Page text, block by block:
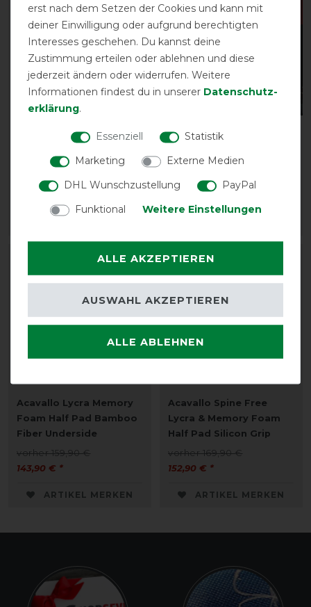
Acavallo Spine free
Memory Foam Half Pad
Doube Felt
vorher 163,50 €
Sunride
Deckenerweiterung
Nuuk
19,85 € *
Acavallo Lycra Memory
Foam Half Pad Bamboo
Fiber Underside
vorher 159,90 €
143,90 € *
ARTIKEL MERKEN
-10%
Acavallo Spine Free
Lycra & Memory Foam
Half Pad Silicon Grip
vorher 169,90 €
152,90 € *
ARTIKEL MERKEN
erst nach dem Setzen der Cookies und kann mit
deiner Einwilligung oder aufgrund berechtigten
Interesses geschehen. Du kannst deine
Zustimmung erteilen oder ablehnen und diese
jederzeit ändern oder widerrufen. Weitere
Informationen findest du in unserer Daten­schutz­
erklärung.
Essenziell
Statistik
Marketing
Externe Medien
DHL Wunschzustellung
PayPal
Funktional
Weitere Einstellungen
ALLE AKZEPTIEREN
ALLE ABLEHNEN
AUSWAHL AKZEPTIEREN